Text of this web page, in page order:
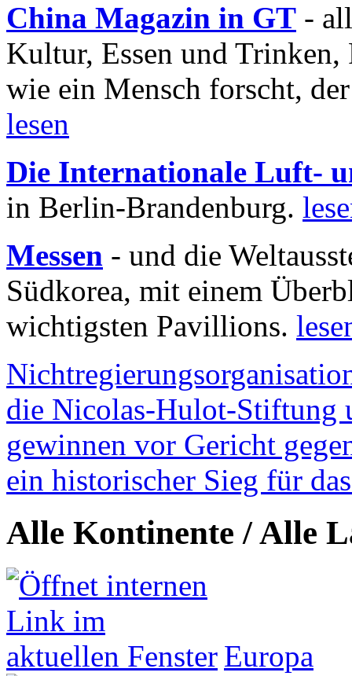
China Magazin in GT -
Kultur, Essen und
wie ein Mensch forscht,
lesen
Die Internationale Luft-
in Berlin-Brandenburg.
Messen - und die
Südkorea, mit einem
wichtigsten Pavillions.
die Nicolas-Hulot-Stiftung
gewinnen vor Gericht
ein historischer Sieg für
Alle Kontinente / Alle
Europa